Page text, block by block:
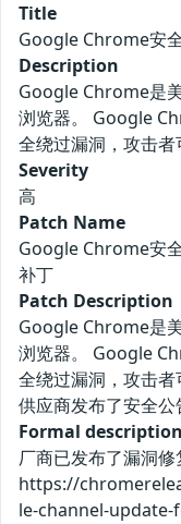
Title
Google Chrome安
Description
Google Chrome是
浏览器。 Google
全绕过漏洞，攻击者
Severity
高
Patch Name
Google Chrome安
补丁
Patch Description
Google Chrome是
浏览器。 Google
全绕过漏洞，攻击者
供应商发布了安全公
Formal description
厂商已发布了漏洞修
https://
le-channel-